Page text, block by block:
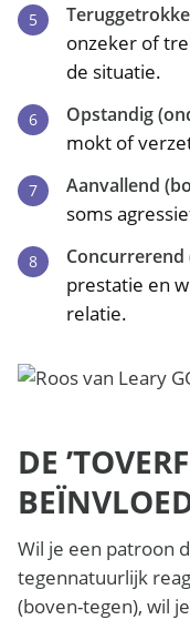
onzeker of
de situatie.
Opstandig
mokt of
Aanvallend
soms
Concurrerend
prestatie en
relatie.
DE
Wil je een patroon
tegennatuurlijk
(boven-tegen), wil